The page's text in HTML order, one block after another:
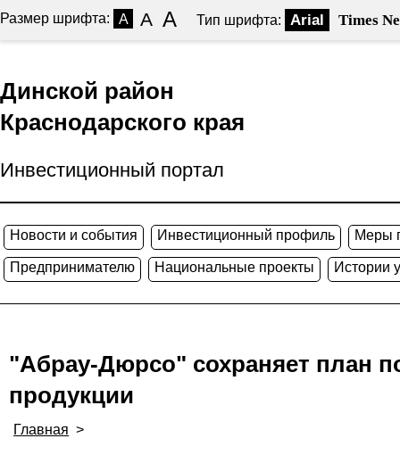
Размер шрифта: A A A Тип шрифта: Arial Times
Динской район
Краснодарского края
Инвестиционный портал
Новости и события Инвестиционный профиль Меры
Предпринимателю Национальные проекты Истории
"Абрау-Дюрсо" сохраняет план
продукции
Главная >